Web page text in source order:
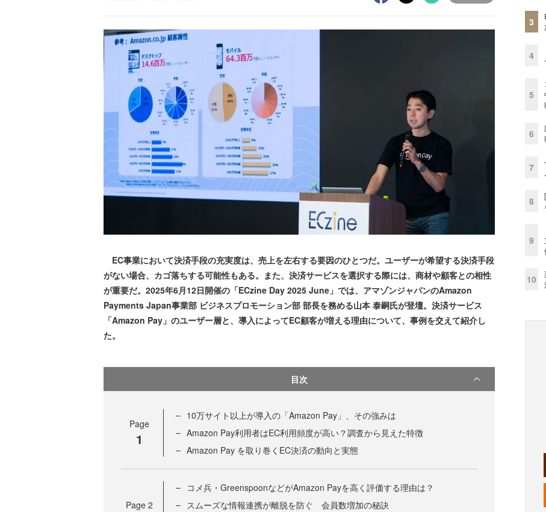
EC事業において決済手段の充実度は、売上を左右する要因のひとつだ。ユーザーが希望する決済手段
がない場合、カゴ落ちする可能性もある。また、決済サービスを選択する際には、商材や顧客との相性
が重要だ。2025年6月12日開催の「ECzine Day 2025 June」では、アマゾンジャパンのAmazon
Payments Japan事業部 ビジネスプロモーション部 部長を務める山本 泰嗣氏が登壇。決済サービス
「Amazon Pay」のユーザー層と、導入によってEC顧客が増える理由について、事例を交えて紹介し
た。
目次
Page
1
10万サイト以上が導入の「Amazon Pay」、その強みは
Amazon Pay利用者はEC利用頻度が高い？調査から見えた特徴
Amazon Pay を取り巻くEC決済の動向と実態
Page 2
コメ兵・GreenspoonなどがAmazon Payを高く評価する理由は？
スムーズな情報連携が離脱を防ぐ 会員数増加の秘訣
3
4
5
6
7
8
9
10